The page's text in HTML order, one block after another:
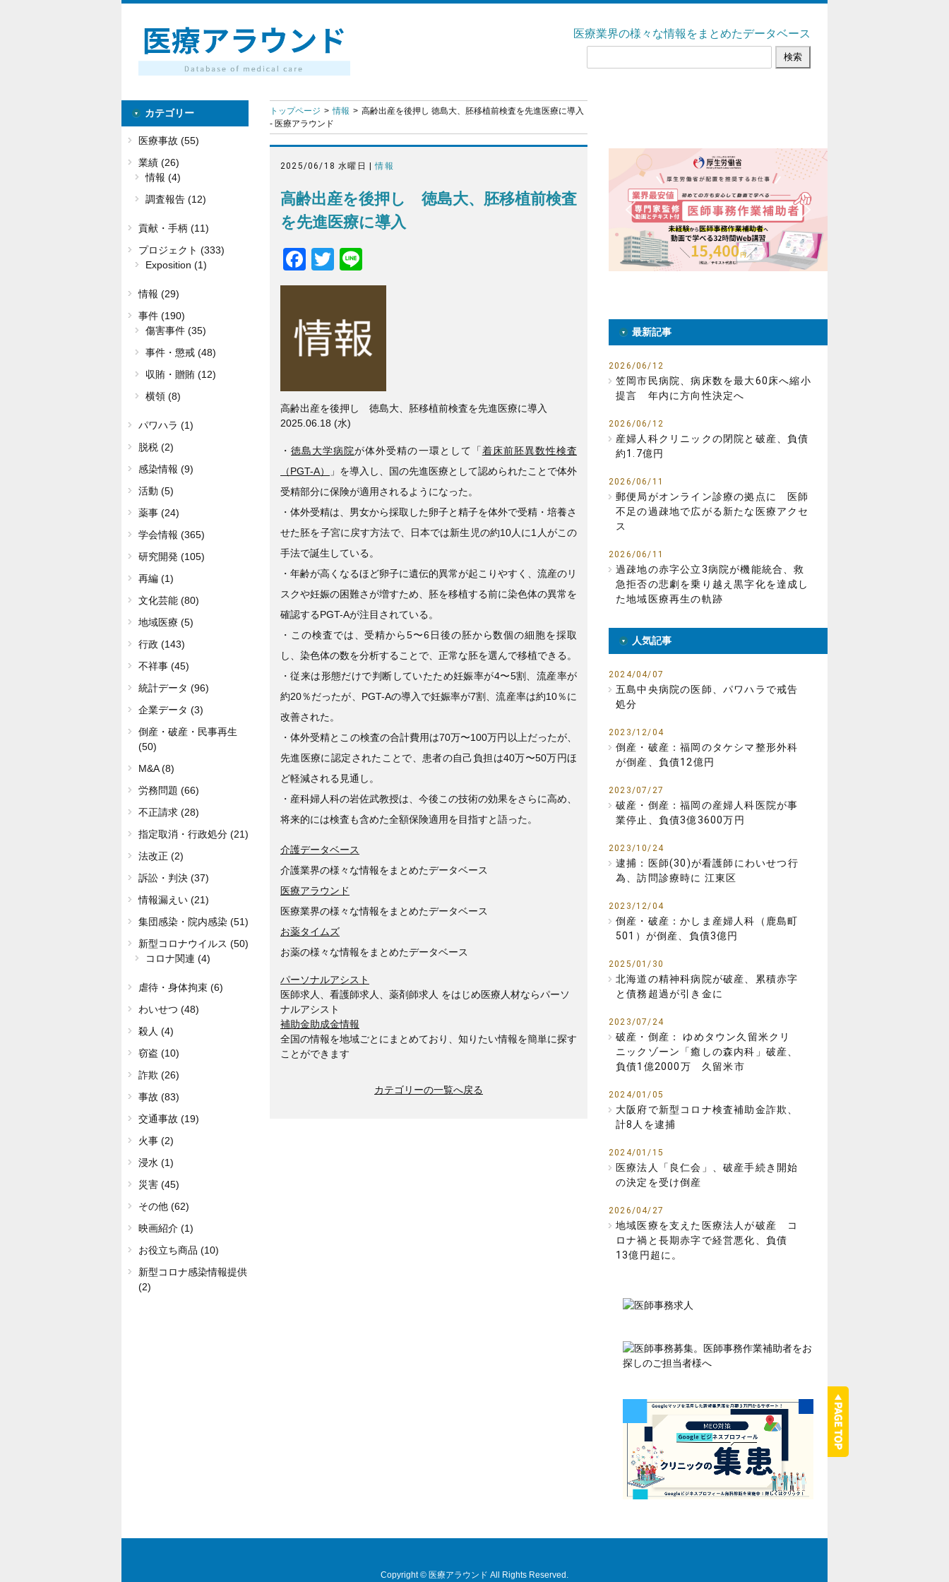
医療業界の様々な情報をまとめたデータベース
トップページ 情報
高齢出産を後押し 徳島大、胚移植前検査を先進医療に導入
- 医療アラウンド
2025/06/18 水曜日 |情報
高齢出産を後押し 徳島大、胚移植前検査
を先進医療に導入
F
a
e
b
o
k
T
wi
er
n
高齢出産を後押し 徳島大、胚移植前検査を先進医療に導入
2025.06.18 (水)
・徳島大学病院が体外受精の一環として「着床前胚異数性検査
（PGT-A）
」を導入し、国の先進医療として認められたことで体外
受精部分に保険が適用されるようになった。
・体外受精は、男女から採取した卵子と精子を体外で受精・培養さ
せた胚を子宮に戻す方法で、日本では新生児の約10人に1人がこの
手法で誕生している。
・年齢が高くなるほど卵子に遺伝的異常が起こりやすく、流産のリ
スクや妊娠の困難さが増すため、胚を移植する前に染色体の異常を
確認するPGT-Aが注目されている。
・この検査では、受精から5〜6日後の胚から数個の細胞を採取
し、染色体の数を分析することで、正常な胚を選んで移植できる。
・従来は形態だけで判断していたため妊娠率が4〜5割、流産率が
約20％だったが、PGT-Aの導入で妊娠率が7割、流産率は約10％に
改善された。
・体外受精とこの検査の合計費用は70万〜100万円以上だったが、
先進医療に認定されたことで、患者の自己負担は40万〜50万円ほ
ど軽減される見通し。
・産科婦人科の岩佐武教授は、今後この技術の効果をさらに高め、
将来的には検査も含めた全額保険適用を目指すと語った。
介護データベース
介護業界の様々な情報をまとめたデータベース
医療アラウンド
医療業界の様々な情報をまとめたデータベース
お薬タイムズ
お薬の様々な情報をまとめたデータベース
パーソナルアシスト
医師求人、看護師求人、薬剤師求人 をはじめ医療人材ならパーソ
ナルアシスト
補助金助成金情報
全国の情報を地域ごとにまとめており、知りたい情報を簡単に探す
ことができます
カテゴリーの一覧へ戻る
最新記事
2026/06/12
笠岡市民病院、病床数を最大60床へ縮小
提言 年内に方向性決定へ
2026/06/12
産婦人科クリニックの閉院と破産、負債
約1.7億円
2026/06/11
郵便局がオンライン診療の拠点に 医師
不足の過疎地で広がる新たな医療アクセ
ス
2026/06/11
過疎地の赤字公立3病院が機能統合、救
急拒否の悲劇を乗り越え黒字化を達成し
た地域医療再生の軌跡
人気記事
2024/04/07
五島中央病院の医師、パワハラで戒告
処分
2023/12/04
倒産・破産：福岡のタケシマ整形外科
が倒産、負債12億円
2023/07/27
破産・倒産：福岡の産婦人科医院が事
業停止、負債3億3600万円
2023/10/24
逮捕：医師(30)が看護師にわいせつ行
為、訪問診療時に 江東区
2023/12/04
倒産・破産：かしま産婦人科（鹿島町
501）が倒産、負債3億円
2025/01/30
北海道の精神科病院が破産、累積赤字
と債務超過が引き金に
2023/07/24
破産・倒産： ゆめタウン久留米クリ
ニックゾーン「癒しの森内科」破産、
負債1億2000万 久留米市
2024/01/05
大阪府で新型コロナ検査補助金詐欺、
計8人を逮捕
2024/01/15
医療法人「良仁会」、破産手続き開始
の決定を受け倒産
2026/04/27
地域医療を支えた医療法人が破産 コ
ロナ禍と長期赤字で経営悪化、負債
13億円超に。
カテゴリー
医療事故 (55)
業績 (26)
情報 (4)
調査報告 (12)
貢献・手柄 (11)
プロジェクト (333)
Exposition (1)
情報 (29)
事件 (190)
傷害事件 (35)
事件・懲戒 (48)
収賄・贈賄 (12)
横領 (8)
パワハラ (1)
脱税 (2)
感染情報 (9)
活動 (5)
薬事 (24)
学会情報 (365)
研究開発 (105)
再編 (1)
文化芸能 (80)
地域医療 (5)
行政 (143)
不祥事 (45)
統計データ (96)
企業データ (3)
倒産・破産・民事再生
(50)
M&A (8)
労務問題 (66)
不正請求 (28)
指定取消・行政処分 (21)
法改正 (2)
訴訟・判決 (37)
情報漏えい (21)
集団感染・院内感染 (51)
新型コロナウイルス (50)
コロナ関連 (4)
虐待・身体拘束 (6)
わいせつ (48)
殺人 (4)
窃盗 (10)
詐欺 (26)
事故 (83)
交通事故 (19)
火事 (2)
浸水 (1)
災害 (45)
その他 (62)
映画紹介 (1)
お役立ち商品 (10)
新型コロナ感染情報提供
(2)
Copyright © 医療アラウンド All Rights Reserved.